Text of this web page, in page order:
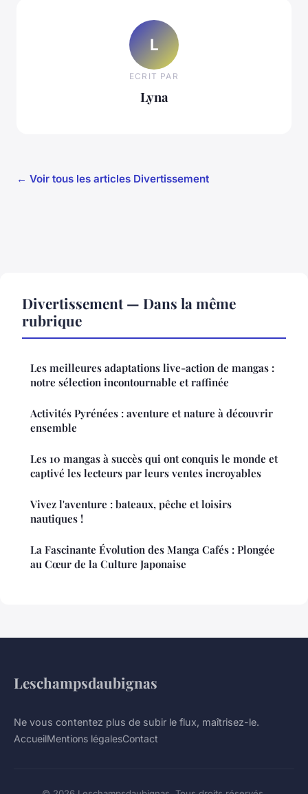
L
ECRIT PAR
Lyna
← Voir tous les articles Divertissement
Divertissement — Dans la même
rubrique
Les meilleures adaptations live-action de mangas :
notre sélection incontournable et raffinée
Activités Pyrénées : aventure et nature à découvrir
ensemble
Les 10 mangas à succès qui ont conquis le monde et
captivé les lecteurs par leurs ventes incroyables
Vivez l'aventure : bateaux, pêche et loisirs
nautiques !
La Fascinante Évolution des Manga Cafés : Plongée
au Cœur de la Culture Japonaise
Leschampsdaubignas
Ne vous contentez plus de subir le flux, maîtrisez-le.
AccueilMentions légalesContact